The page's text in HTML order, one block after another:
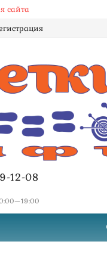
сайта
12-08